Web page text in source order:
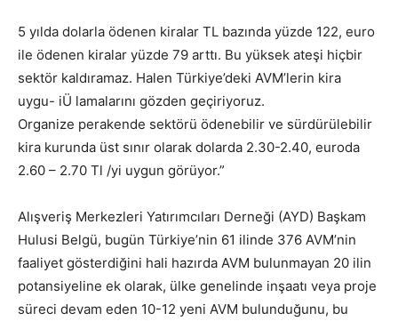
5 yılda dolarla ödenen kiralar TL bazında yüzde 122, euro
ile ödenen kiralar yüzde 79 arttı. Bu yüksek ateşi hiçbir
sektör kaldıramaz. Halen Türkiye’deki AVM’lerin kira
uygu- iÜ lamalarını gözden geçiriyoruz.
Organize perakende sektörü ödenebilir ve sürdürülebilir
kira kurunda üst sınır olarak dolarda 2.30-2.40, euroda
2.60 – 2.70 Tl /yi uygun görüyor.”
Alışveriş Merkezleri Yatırımcıları Derneği (AYD) Başkam
Hulusi Belgü, bugün Türkiye’nin 61 ilinde 376 AVM’nin
faaliyet gösterdiğini hali hazırda AVM bulunmayan 20 ilin
potansiyeline ek olarak, ülke genelinde inşaatı veya proje
süreci devam eden 10-12 yeni AVM bulunduğunu, bu